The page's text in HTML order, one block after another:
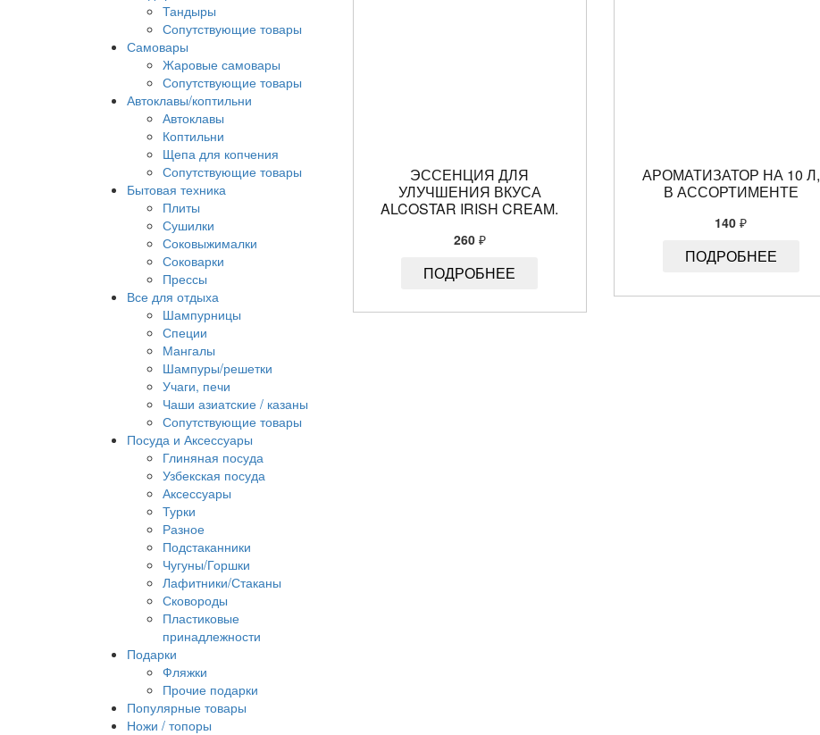
Тандыры
Сопутствующие товары
Самовары
Жаровые самовары
Сопутствующие товары
Автоклавы/коптильни
Автоклавы
Коптильни
Щепа для копчения
Сопутствующие товары
Бытовая техника
Плиты
Сушилки
Соковыжималки
Соковарки
Прессы
Все для отдыха
Шампурницы
Специи
Мангалы
Шампуры/решетки
Учаги, печи
Чаши азиатские / казаны
Сопутствующие товары
Посуда и Аксессуары
Глиняная посуда
Узбекская посуда
Аксессуары
Турки
Разное
Подстаканники
Чугуны/Горшки
Лафитники/Стаканы
Сковороды
Пластиковые
принадлежности
Подарки
Фляжки
Прочие подарки
Популярные товары
Ножи / топоры
ЭССЕНЦИЯ ДЛЯ
УЛУЧШЕНИЯ ВКУСА
ALCOSTAR IRISH CREAM.
260 ₽
ПОДРОБНЕЕ
АРОМАТИЗАТОР НА 10 Л,
В АССОРТИМЕНТЕ
140₽
ПОДРОБНЕЕ